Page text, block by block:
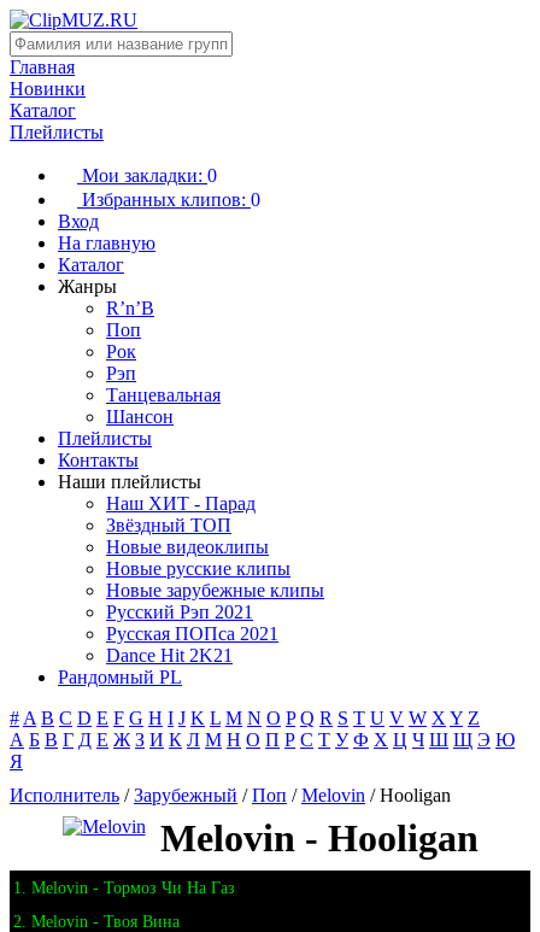
Главная
Новинки
Каталог
Плейлисты
Мои закладки: 0
Избранных клипов: 0
Вход
На главную
Каталог
Жанры
R’n’B
Поп
Рок
Рэп
Танцевальная
Шансон
Плейлисты
Контакты
Наши плейлисты
Наш ХИТ - Парад
Звёздный ТОП
Новые видеоклипы
Новые русские клипы
Новые зарубежные клипы
Русский Рэп 2021
Русская ПОПса 2021
Dance Hit 2K21
Рандомный PL
# A B C D E F G H I J K L M N O P Q R S T U V W X Y Z
А Б В Г Д Е Ж З И К Л М Н О П Р С Т У Ф Х Ц Ч Ш Щ Э Ю
Я
Исполнитель /Зарубежный /Поп /Melovin / Hooligan
Melovin - Hooligan
1. Melovin - Тормоз Чи На Газ
2. Melovin - Твоя Вина